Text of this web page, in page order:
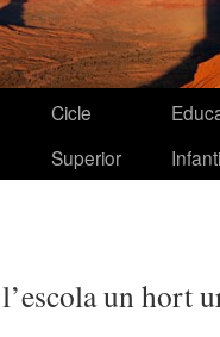
Cicle
Superior
un hort